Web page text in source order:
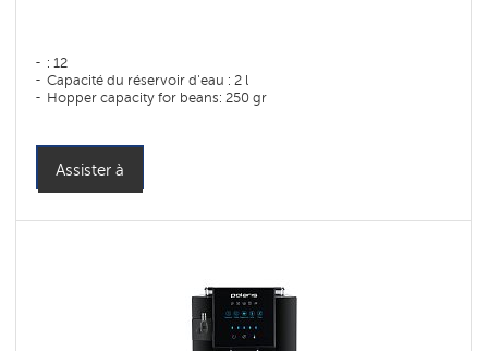
: 12
Capacité du réservoir d'eau : 2 l
Hopper capacity for beans: 250 gr
Assister à